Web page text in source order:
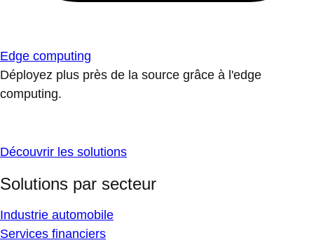
Edge computing
Déployez plus près de la source grâce à l'edge
computing.
Découvrir les solutions
Solutions par secteur
Industrie automobile
Services financiers